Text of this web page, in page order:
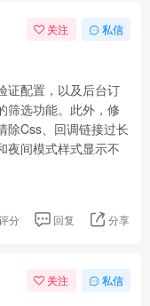
关注 私信
证配置，以及后台订
筛选功能。此外，修
除Css、回调链接过长
夜间模式样式显示不
分 回复 分享
关注 私信